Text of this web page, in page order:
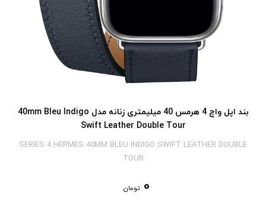
بند اپل واچ 4 هرمس 40 میلیمتری زنانه مدل 40mm Bleu Indigo
Swift Leather Double Tour
SERIES 4 HERMES 40MM BLEU INDIGO SWIFT LEATHER DOUBLE
TOUR
0 تومان